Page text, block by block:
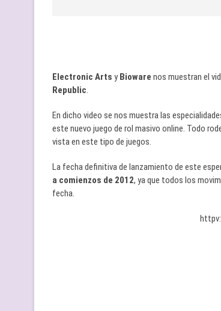
Electronic Arts yBioware nos muestran el
Republic.
En dicho video se nos muestra las
este nuevo juego de rol masivo online. Todo
vista en este tipo de juegos.
La fecha definitiva de lanzamiento de este
a comienzos de 2012, ya que todos los
fecha.